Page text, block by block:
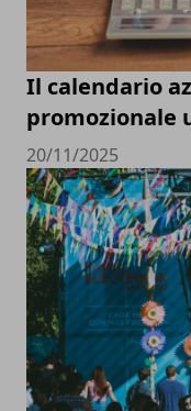
Il calendario
promozionale
20/11/2025